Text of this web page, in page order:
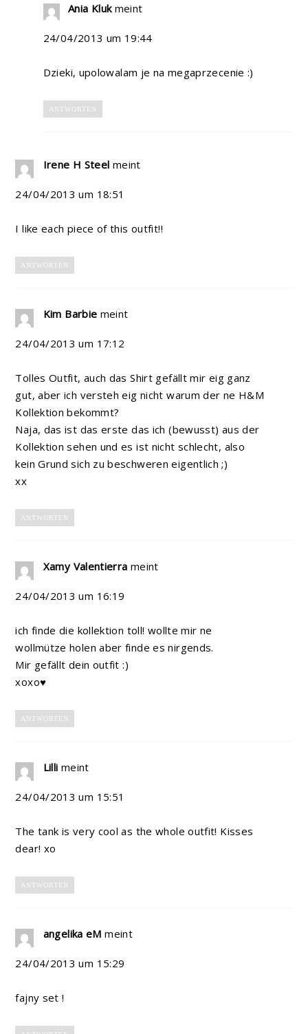
Ania Kluk meint
24/04/2013 um 19:44
Dzieki, upolowalam je na megaprzecenie :)
ANTWORTEN
Irene H Steel meint
24/04/2013 um 18:51
I like each piece of this outfit!!
ANTWORTEN
Kim Barbie meint
24/04/2013 um 17:12
Tolles Outfit, auch das Shirt gefällt mir eig ganz
gut, aber ich versteh eig nicht warum der ne H&M
Kollektion bekommt?
Naja, das ist das erste das ich (bewusst) aus der
Kollektion sehen und es ist nicht schlecht, also
kein Grund sich zu beschweren eigentlich ;)
xx
ANTWORTEN
Xamy Valentierra meint
24/04/2013 um 16:19
ich finde die kollektion toll! wollte mir ne
wollmütze holen aber finde es nirgends.
Mir gefällt dein outfit :)
xoxo♥
ANTWORTEN
Lilli meint
24/04/2013 um 15:51
The tank is very cool as the whole outfit! Kisses
dear! xo
ANTWORTEN
angelika eM meint
24/04/2013 um 15:29
fajny set !